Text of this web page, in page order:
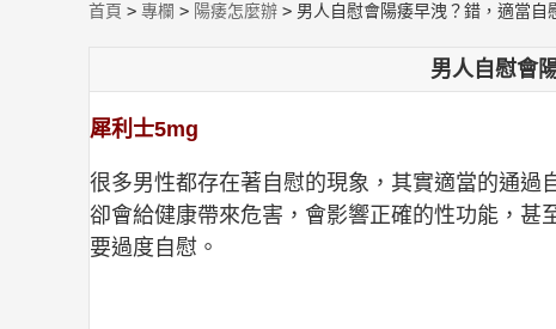
首頁 > 專欄 > 陽痿怎麼辦 > 男人自慰會陽痿早洩？錯，適當自
男人自慰會
犀利士5mg
很多男性都存在著自慰的現象，其實適當的通過
卻會給健康帶來危害，會影響正確的性功能，
要過度自慰。